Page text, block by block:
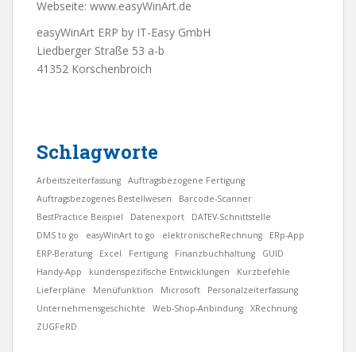
Webseite: www.easyWinArt.de
easyWinArt ERP by IT-Easy GmbH
Liedberger Straße 53 a-b
41352 Korschenbroich
Schlagworte
Arbeitszeiterfassung
Auftragsbezogene Fertigung
Auftragsbezogenes Bestellwesen
Barcode-Scanner
BestPractice Beispiel
Datenexport
DATEV-Schnittstelle
DMS to go
easyWinArt to go elektronischeRechnung
ERp-App
ERP-Beratung
Excel Fertigung Finanzbuchhaltung
GUID
Handy-App
kundenspezifische Entwicklungen
Kurzbefehle
Lieferpläne
Menüfunktion Microsoft
Personalzeiterfassung
Unternehmensgeschichte
Web-Shop-Anbindung
XRechnung
ZUGFeRD